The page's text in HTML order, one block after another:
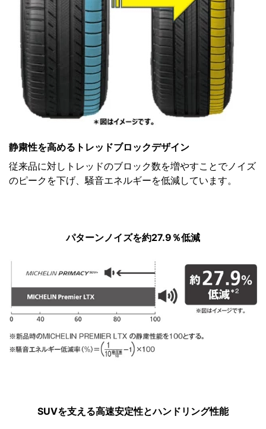
静粛性を高めるトレッドブロックデザイン
従来品に対しトレッドのブロック数を増やすことでノイズ
のピークを下げ、騒音エネルギーを低減しています。
パターンノイズを約27.9％低減
SUVを支える高速安定性とハンドリング性能